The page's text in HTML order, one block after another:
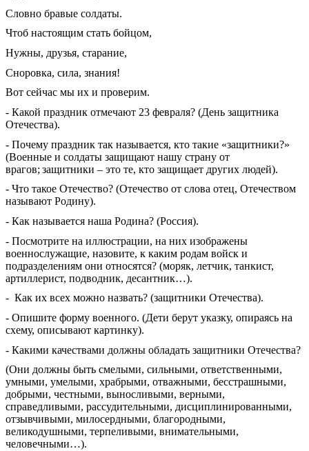
Словно бравые солдаты.
Чтоб настоящим стать бойцом,
Нужны, друзья, старание,
Сноровка, сила, знания!
Вот сейчас мы их и проверим.
- Какой праздник отмечают 23 февраля? (День защитника
Отечества).
- Почему праздник так называется, кто такие «защитники?»
(Военные и солдаты защищают нашу страну от
врагов; защитники – это те, кто защищает других людей).
- Что такое Отечество? (Отечество от слова отец, Отечеством
называют Родину).
- Как называется наша Родина? (Россия).
- Посмотрите на иллюстрации, на них изображены
военнослужащие, назовите, к каким родам войск и
подразделениям они относятся? (моряк, летчик, танкист,
артиллерист, подводник, десантник…).
- Как их всех можно назвать? (защитники Отечества).
- Опишите форму военного. (Дети берут указку, опираясь на
схему, описывают картинку).
- Какими качествами должны обладать защитники Отечества?
(Они должны быть смелыми, сильными, ответственными,
умными, умелыми, храбрыми, отважными, бесстрашными,
добрыми, честными, выносливыми, верными,
справедливыми, рассудительными, дисциплинированными,
отзывчивыми, милосердными, благородными,
великодушными, терпеливыми, внимательными,
человечными…).